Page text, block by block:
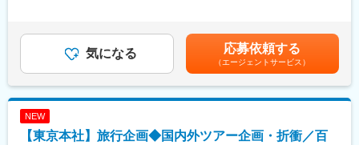
のあるオーダーメイドの旅行を企画・造成できる点も魅力の一つ
です。
◇当社を長らくご愛顧いただいている富裕層のお客様も多く、信
をサポートできるやりがいがあります。
務）
・外商顧客の希望にあわせたオーダーメイドプランを企画・提案
・外商担当者とともに顧客宅を訪問し販売
金額であり、選考を通じて上下する可能性があります。月給(月額)
は固定手当を含めた表記です。
気になる 応募依頼する
（エージェントサービス）
NEW
【東京本社】旅行企画◆国内外ツアー企画・折衝／百